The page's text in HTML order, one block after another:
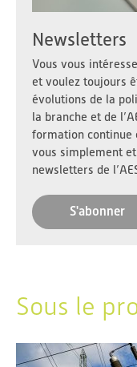
Newsletters
Vous vous
et voulez toujours
évolutions de la
la branche et de
formation continue
vous simplement
newsletters de
S'abonner
Sous le